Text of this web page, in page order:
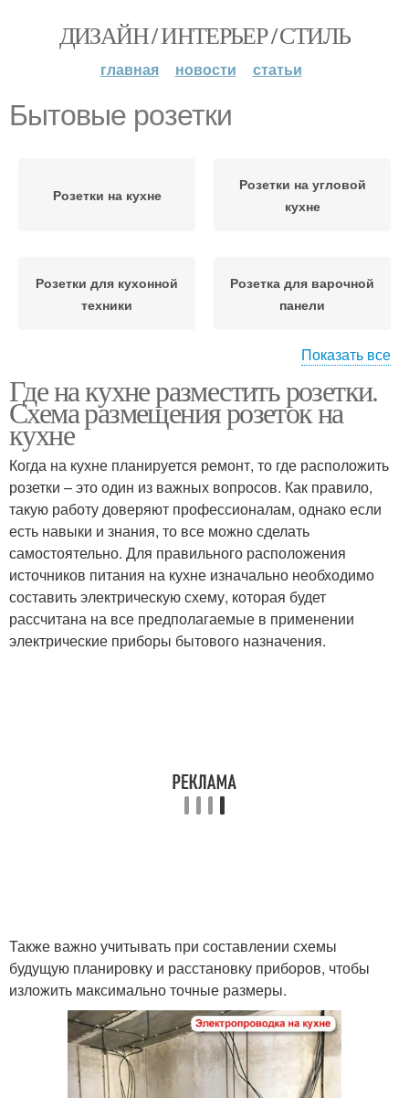
ДИЗАЙН / ИНТЕРЬЕР / СТИЛЬ
главная новости статьи
Бытовые розетки
Розетки на кухне
Розетки на угловой
кухне
Розетки для кухонной
техники
Розетка для варочной
панели
Розетка для духовки Розетка для вытяжки
Розетка для
посудомоечной
машины
Розетки для кухонных
гаджетов
Розетки для заказчиков Розетки на группы
Показать все
Где на кухне разместить розетки.
Схема размещения розеток на
кухне
Когда на кухне планируется ремонт, то где расположить
розетки – это один из важных вопросов. Как правило,
такую работу доверяют профессионалам, однако если
есть навыки и знания, то все можно сделать
самостоятельно. Для правильного расположения
источников питания на кухне изначально необходимо
составить электрическую схему, которая будет
рассчитана на все предполагаемые в применении
электрические приборы бытового назначения.
Также важно учитывать при составлении схемы
будущую планировку и расстановку приборов, чтобы
изложить максимально точные размеры.